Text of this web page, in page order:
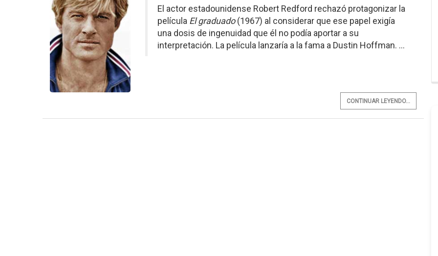
El actor estadounidense Robert Redford rechazó protagonizar la
película El graduado(1967) al considerar que ese papel exigía
una dosis de ingenuidad que él no podía aportar a su
interpretación. La película lanzaría a la fama a Dustin Hoffman. ...
CONTINUAR LEYENDO...